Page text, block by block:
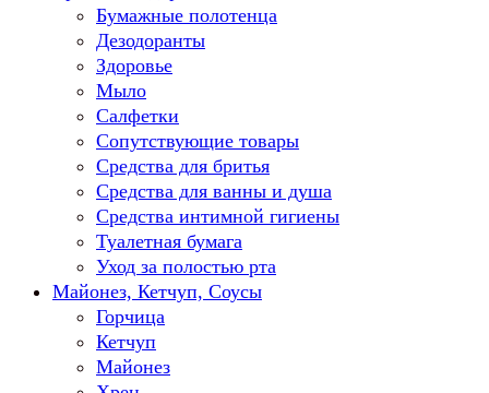
Бумажные полотенца
Дезодоранты
Здоровье
Мыло
Салфетки
Сопутствующие товары
Средства для бритья
Средства для ванны и душа
Средства интимной гигиены
Туалетная бумага
Уход за полостью рта
Майонез, Кетчуп, Соусы
Горчица
Кетчуп
Майонез